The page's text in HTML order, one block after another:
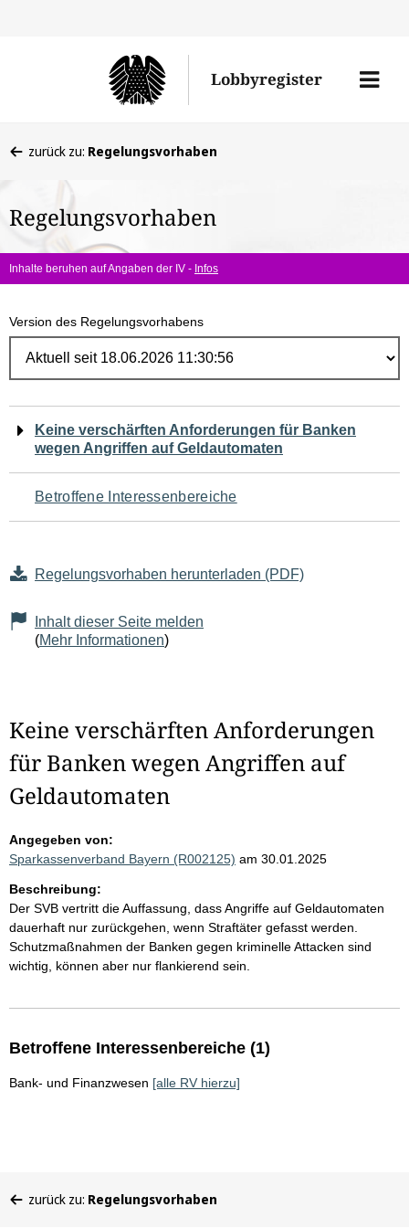
Lobbyregister
Menü
befinden
hier:
zurück zu: Regelungsvorhaben
Regelungsvorhaben
Inhalte beruhen auf Angaben der IV - Infos
Version des Regelungsvorhabens
Navigation
für
den
Keine verschärften Anforderungen für Banken
wegen Angriffen auf Geldautomaten
Betroffene Interessenbereiche
Regelungsvorhaben herunterladen (PDF)
Inhalt dieser Seite melden
(Mehr Informationen)
Keine verschärften Anforderungen
für Banken wegen Angriffen auf
Geldautomaten
Angegeben von:
Sparkassenverband Bayern (R002125) am 30.01.2025
Beschreibung:
Der SVB vertritt die Auffassung, dass Angriffe auf Geldautomaten
dauerhaft nur zurückgehen, wenn Straftäter gefasst werden.
Schutzmaßnahmen der Banken gegen kriminelle Attacken sind
wichtig, können aber nur flankierend sein.
Betroffene Interessenbereiche (1)
Bank- und Finanzwesen [alle RV hierzu]
befinden
zurück zu: Regelungsvorhaben